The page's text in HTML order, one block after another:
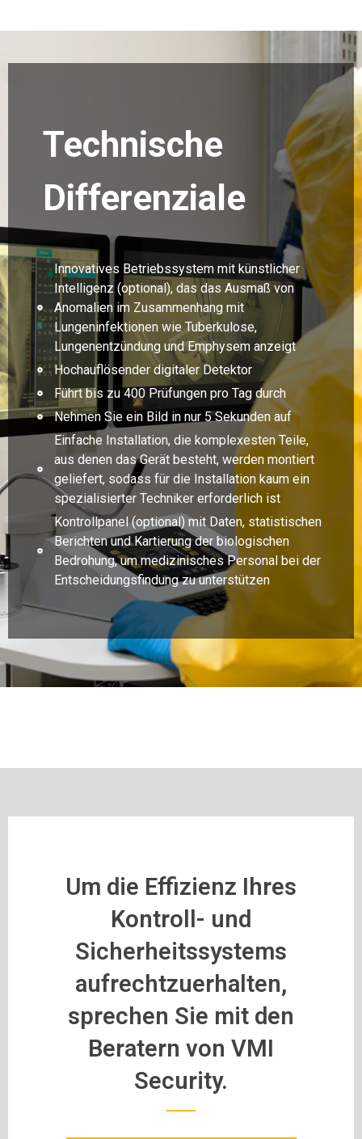
Technische
Differenziale
Innovatives Betriebssystem mit künstlicher
Intelligenz (optional), das das Ausmaß von
Anomalien im Zusammenhang mit
Lungeninfektionen wie Tuberkulose,
Lungenentzündung und Emphysem anzeigt
Hochauflösender digitaler Detektor
Führt bis zu 400 Prüfungen pro Tag durch
Nehmen Sie ein Bild in nur 5 Sekunden auf
Einfache Installation, die komplexesten Teile,
aus denen das Gerät besteht, werden montiert
geliefert, sodass für die Installation kaum ein
spezialisierter Techniker erforderlich ist
Kontrollpanel (optional) mit Daten, statistischen
Berichten und Kartierung der biologischen
Bedrohung, um medizinisches Personal bei der
Entscheidungsfindung zu unterstützen
Um die Effizienz Ihres
Kontroll- und
Sicherheitssystems
aufrechtzuerhalten,
sprechen Sie mit den
Beratern von VMI
Security.